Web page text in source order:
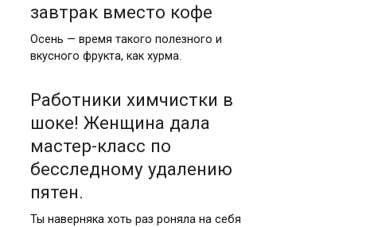
завтрак вместо кофе
Осень — время такого полезного и
вкусного фрукта, как хурма.
Работники химчистки в
шоке! Женщина дала
мастер-класс по
бесследному удалению
пятен.
Ты наверняка хоть раз роняла на себя